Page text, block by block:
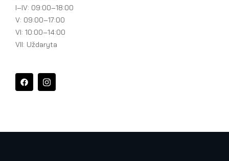
I–IV: 09:00–18:00
V: 09:00–17:00
VI: 10:00–14:00
VII: Uždaryta